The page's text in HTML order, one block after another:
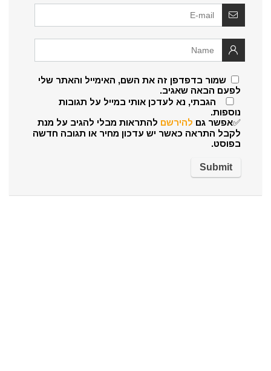
שמור בדפדפן זה את השם, האימייל והאתר שלי
לפעם הבאה שאגיב.
הגבתי, נא לעדכן אותי במייל על תגובות
נוספות.
✅אפשר גם להירשם להתראות מבלי להגיב על מנת
לקבל התראה כאשר יש עדכון מחיר או תגובה חדשה
בפוסט.